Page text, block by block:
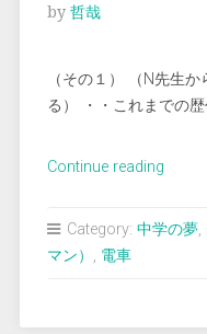
by 哲哉
（その１） （N先生
る） ・・これまでの
Continue reading“＜
占
肉
Category: 中学の夢,
マン） , 電車